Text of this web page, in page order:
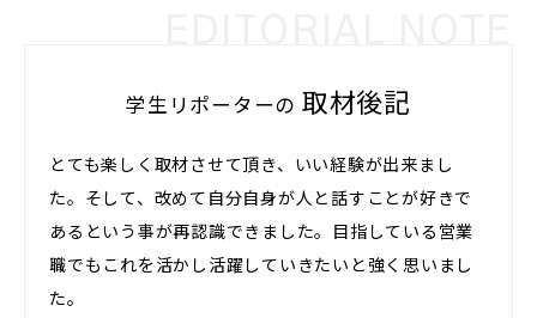
学生リポーターの 取材後記
とても楽しく取材させて頂き、いい経験が出来まし
た。そして、改めて自分自身が人と話すことが好きで
あるという事が再認識できました。目指している営業
職でもこれを活かし活躍していきたいと強く思いまし
た。